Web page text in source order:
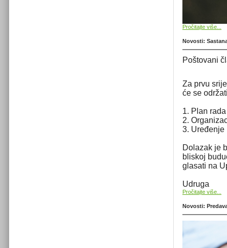
Pročitajte više...
Novosti:
Poštovani
Za prvu
će se
1. Plan
2.
3. Uređenje
Dolazak je
bliskoj
glasati na
Udruga
Pročitajte više...
Novosti: